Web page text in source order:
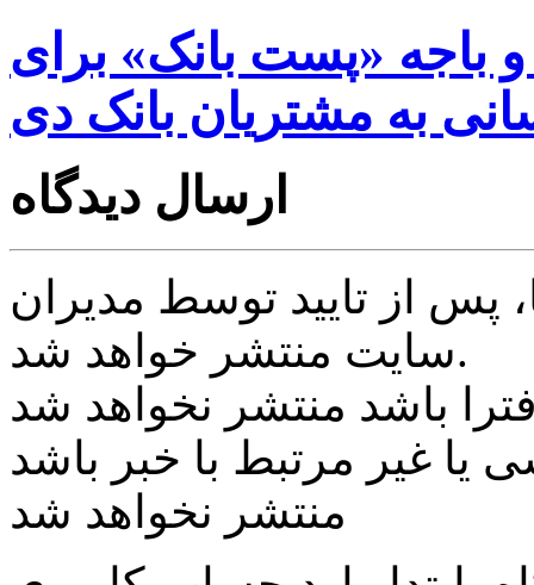
شعبه و باجه «پست بانک» برای
به مشتریان بانک دی
ارسال دیدگاه
از تایید توسط مدیران
سایت منتشر خواهد شد.
یا غیر مرتبط با خبر باشد
منتشر نخواهد شد